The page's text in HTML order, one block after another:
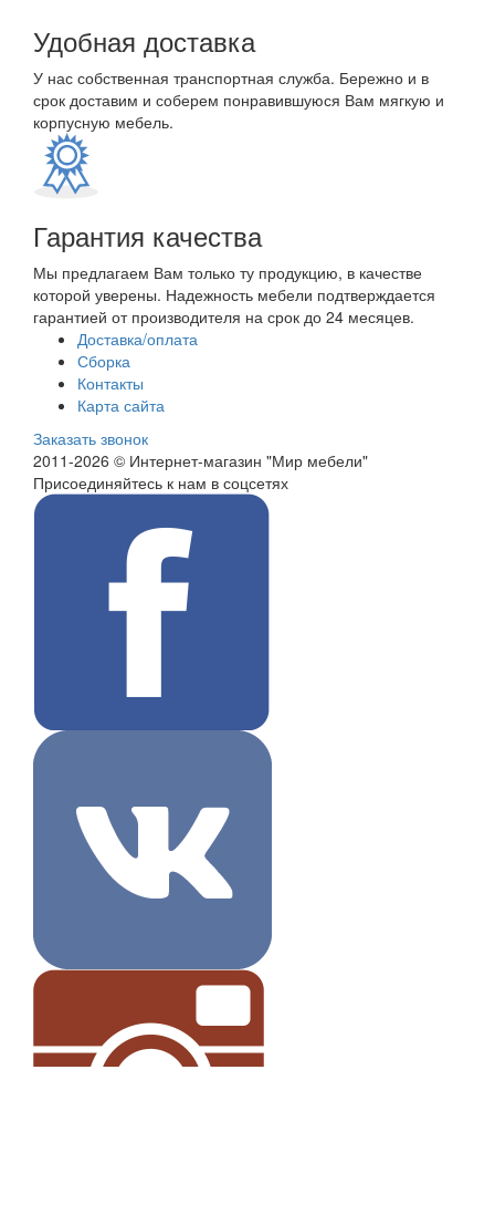
Удобная доставка
У нас собственная транспортная служба. Бережно и в
срок доставим и соберем понравившуюся Вам мягкую и
корпусную мебель.
Гарантия качества
Мы предлагаем Вам только ту продукцию, в качестве
которой уверены. Надежность мебели подтверждается
гарантией от производителя на срок до 24 месяцев.
Доставка/оплата
Сборка
Контакты
Карта сайта
Заказать звонок
2011-2026 © Интернет-магазин "Мир мебели"
Присоединяйтесь к нам в соцсетях